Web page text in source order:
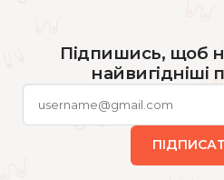
Підпишись, щоб
найвигідніші